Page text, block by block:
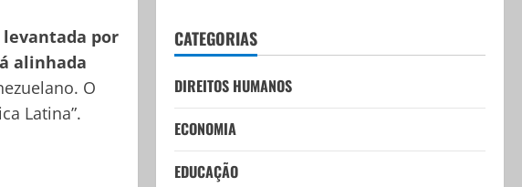
por
alinhada
O
Latina”.
CATEGORIAS
DIREITOS HUMANOS
ECONOMIA
EDUCAÇÃO